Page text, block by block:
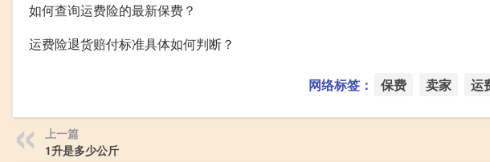
如何查询运费险的最新保费？
运费险退货赔付标准具体如何判断？
网络标签： 保费 卖家 运
上一篇
1升是多少公斤